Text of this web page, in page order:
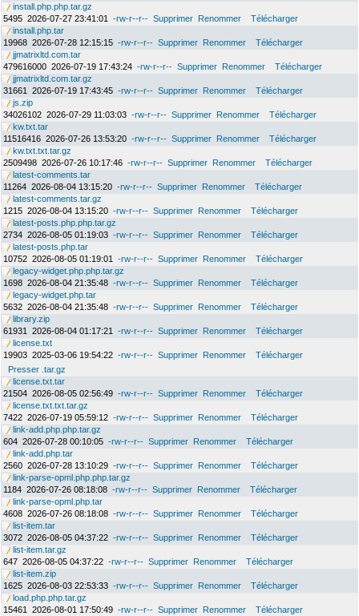
install.php.php.tar.gz
5495 2026-07-27 23:41:01 -rw-r--r-- Supprimer Renommer
Télécharger
install.php.tar
19968 2026-07-28 12:15:15 -rw-r--r-- Supprimer Renommer
Télécharger
jjmatrixltd.com.tar
479616000 2026-07-19 17:43:24 -rw-r--r-- Supprimer Renommer
Télécharger
jjmatrixltd.com.tar.gz
31661
2026-07-19 17:43:45 -rw-r--r-- Supprimer Renommer
Télécharger
js.zip
34026102 2026-07-29 11:03:03 -rw-r--r-- Supprimer Renommer
Télécharger
kw.txt.tar
11516416 2026-07-26 13:53:20 -rw-r--r-- Supprimer Renommer
Télécharger
kw.txt.txt.tar.gz
2509498 2026-07-26 10:17:46 -rw-r--r-- Supprimer Renommer
Télécharger
latest-comments.tar
11264 2026-08-04 13:15:20 -rw-r--r-- Supprimer Renommer
Télécharger
latest-comments.tar.gz
1215 2026-08-04 13:15:20 -rw-r--r-- Supprimer Renommer
Télécharger
latest-posts.php.php.tar.gz
2734 2026-08-05 01:19:03 -rw-r--r-- Supprimer Renommer
Télécharger
latest-posts.php.tar
10752 2026-08-05 01:19:01 -rw-r--r-- Supprimer Renommer
Télécharger
legacy-widget.php.php.tar.gz
1698 2026-08-04 21:35:48 -rw-r--r-- Supprimer Renommer
Télécharger
legacy-widget.php.tar
5632 2026-08-04 21:35:48 -rw-r--r-- Supprimer Renommer
Télécharger
library.zip
61931
2026-08-04 01:17:21 -rw-r--r-- Supprimer Renommer
Télécharger
license.txt
19903 2025-03-06 19:54:22 -rw-r--r-- Supprimer Renommer
Télécharger
Presser .tar.gz
license.txt.tar
21504 2026-08-05 02:56:49 -rw-r--r-- Supprimer Renommer
Télécharger
license.txt.txt.tar.gz
7422 2026-07-19 05:59:12 -rw-r--r-- Supprimer Renommer
Télécharger
link-add.php.php.tar.gz
604 2026-07-28 00:10:05 -rw-r--r-- Supprimer Renommer
Télécharger
link-add.php.tar
2560 2026-07-28 13:10:29 -rw-r--r-- Supprimer Renommer
Télécharger
link-parse-opml.php.php.tar.gz
1184 2026-07-26 08:18:08 -rw-r--r-- Supprimer Renommer
Télécharger
link-parse-opml.php.tar
4608 2026-07-26 08:18:08 -rw-r--r-- Supprimer Renommer
Télécharger
list-item.tar
3072 2026-08-05 04:37:22 -rw-r--r-- Supprimer Renommer
Télécharger
list-item.tar.gz
647 2026-08-05 04:37:22 -rw-r--r-- Supprimer Renommer
Télécharger
list-item.zip
1625 2026-08-03 22:53:33 -rw-r--r-- Supprimer Renommer
Télécharger
load.php.php.tar.gz
15461
2026-08-01 17:50:49 -rw-r--r-- Supprimer Renommer
Télécharger